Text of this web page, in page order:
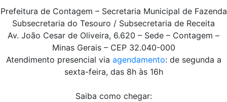
Prefeitura de Contagem – Secretaria Municipal de Fazenda
Subsecretaria do Tesouro / Subsecretaria de Receita
Av. João Cesar de Oliveira, 6.620 – Sede – Contagem –
Minas Gerais – CEP 32.040-000
Atendimento presencial via agendamento: de segunda a
sexta-feira, das 8h às 16h
Saiba como chegar: